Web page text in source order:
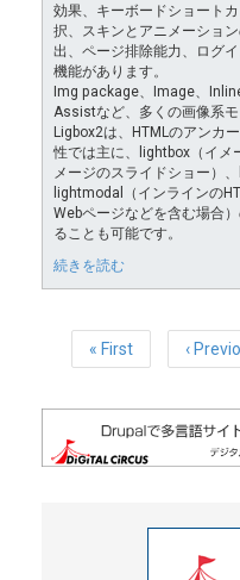
効果、キーボードショート
択、スキンとアニメーショ
出、ページ排除能力、ログ
機能があります。
Img package、Image、
Assistなど、多くの画像系モ
Ligbox2は、HTMLのアンカ
性では主に、lightbox（イメ
メージのスライドショー）
lightmodal（インラインの
Webページなどを含む場合
ることも可能です。
続きを読む
Pagination
First
page
« First
前
ペ
ジ
‹